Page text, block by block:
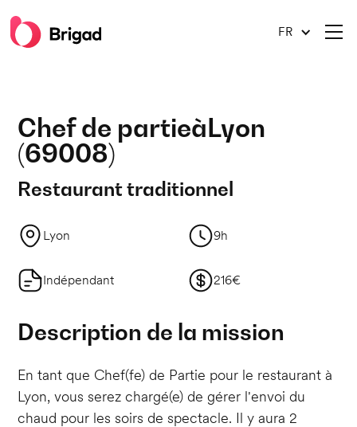
FR
Chef de partieàLyon
(69008)
Restaurant traditionnel
Lyon 9h
Indépendant 216€
Description de la mission
En tant que Chef(fe) de Partie pour le restaurant à
Lyon, vous serez chargé(e) de gérer l'envoi du
chaud pour les soirs de spectacle. Il y aura 2